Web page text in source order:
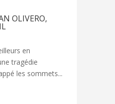
OLIVERO,
en
tragédie
les sommets...